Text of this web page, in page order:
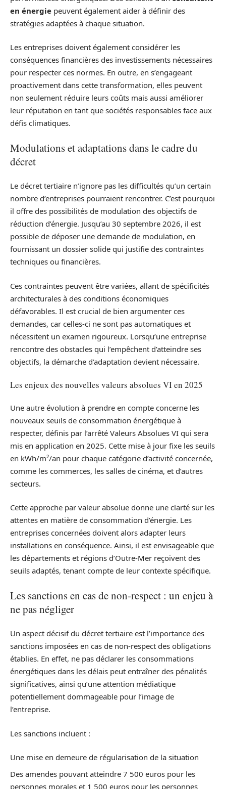
en énergie peuvent également aider à définir des
stratégies adaptées à chaque situation.
Les entreprises doivent également considérer les
conséquences financières des investissements nécessaires
pour respecter ces normes. En outre, en s’engageant
proactivement dans cette transformation, elles peuvent
non seulement réduire leurs coûts mais aussi améliorer
leur réputation en tant que sociétés responsables face aux
défis climatiques.
Modulations et adaptations dans le cadre du
décret
Le décret tertiaire n’ignore pas les difficultés qu’un certain
nombre d’entreprises pourraient rencontrer. C’est pourquoi
il offre des possibilités de modulation des objectifs de
réduction d’énergie. Jusqu’au 30 septembre 2026, il est
possible de déposer une demande de modulation, en
fournissant un dossier solide qui justifie des contraintes
techniques ou financières.
Ces contraintes peuvent être variées, allant de spécificités
architecturales à des conditions économiques
défavorables. Il est crucial de bien argumenter ces
demandes, car celles-ci ne sont pas automatiques et
nécessitent un examen rigoureux. Lorsqu’une entreprise
rencontre des obstacles qui l’empêchent d’atteindre ses
objectifs, la démarche d’adaptation devient nécessaire.
Les enjeux des nouvelles valeurs absolues VI en 2025
Une autre évolution à prendre en compte concerne les
nouveaux seuils de consommation énergétique à
respecter, définis par l’arrêté Valeurs Absolues VI qui sera
mis en application en 2025. Cette mise à jour fixe les seuils
en kWh/m²/an pour chaque catégorie d’activité concernée,
comme les commerces, les salles de cinéma, et d’autres
secteurs.
Cette approche par valeur absolue donne une clarté sur les
attentes en matière de consommation d’énergie. Les
entreprises concernées doivent alors adapter leurs
installations en conséquence. Ainsi, il est envisageable que
les départements et régions d’Outre-Mer reçoivent des
seuils adaptés, tenant compte de leur contexte spécifique.
Les sanctions en cas de non-respect : un enjeu à
ne pas négliger
Un aspect décisif du décret tertiaire est l’importance des
sanctions imposées en cas de non-respect des obligations
établies. En effet, ne pas déclarer les consommations
énergétiques dans les délais peut entraîner des pénalités
significatives, ainsi qu’une attention médiatique
potentiellement dommageable pour l’image de
l’entreprise.
Les sanctions incluent :
Une mise en demeure de régularisation de la situation
Des amendes pouvant atteindre 7 500 euros pour les
personnes morales et 1 500 euros pour les personnes